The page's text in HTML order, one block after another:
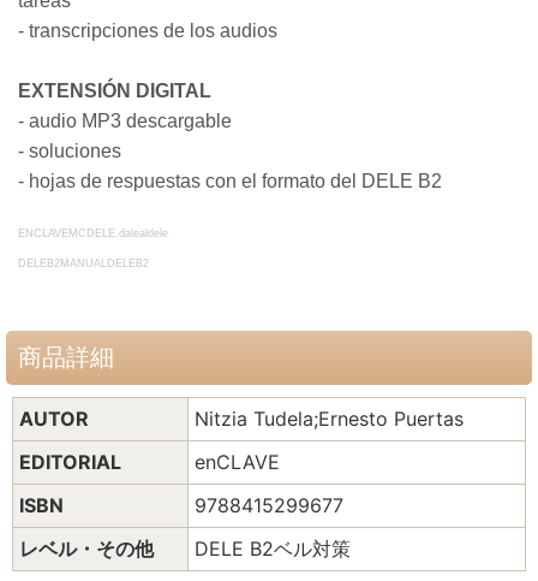
- transcripciones de los audios
EXTENSIÓN DIGITAL
- audio MP3 descargable
- soluciones
- hojas de respuestas con el formato del DELE B2
ENCLAVEMCDELE.dalealdele
DELEB2MANUALDELEB2
商品詳細
AUTOR
Nitzia Tudela;Ernesto Puertas
EDITORIAL
enCLAVE
ISBN
9788415299677
レベル・その他
DELE B2ベル対策